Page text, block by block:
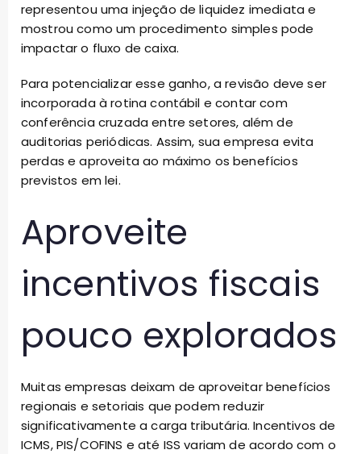
representou uma injeção de liquidez imediata e
mostrou como um procedimento simples pode
impactar o fluxo de caixa.
Para potencializar esse ganho, a revisão deve ser
incorporada à rotina contábil e contar com
conferência cruzada entre setores, além de
auditorias periódicas. Assim, sua empresa evita
perdas e aproveita ao máximo os benefícios
previstos em lei.
Aproveite
incentivos fiscais
pouco explorados
Muitas empresas deixam de aproveitar benefícios
regionais e setoriais que podem reduzir
significativamente a carga tributária. Incentivos de
ICMS, PIS/COFINS e até ISS variam de acordo com o